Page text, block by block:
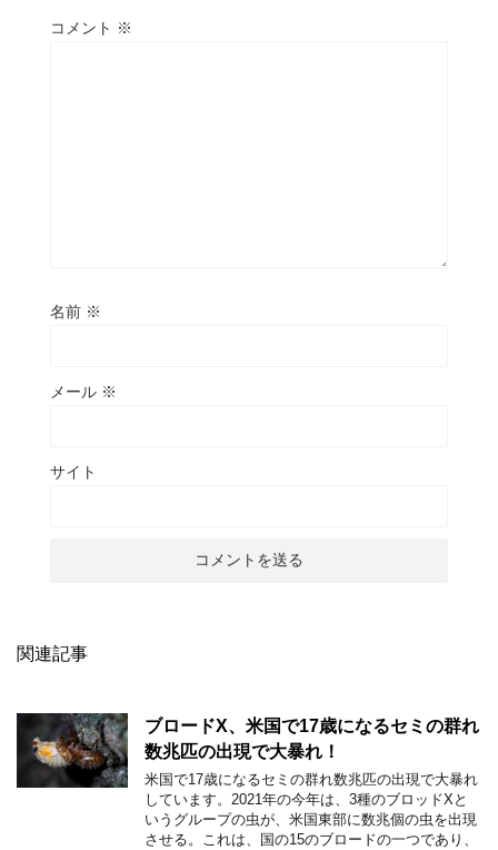
コメント ※
名前 ※
メール ※
サイト
関連記事
ブロードX、米国で17歳になるセミの群れ
数兆匹の出現で大暴れ！
米国で17歳になるセミの群れ数兆匹の出現で大暴れ
しています。2021年の今年は、3種のブロッドXと
いうグループの虫が、米国東部に数兆個の虫を出現
させる。これは、国の15のブロードの一つであり、